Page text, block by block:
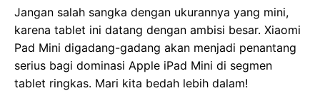
Jangan salah sangka dengan ukurannya yang mini,
karena tablet ini datang dengan ambisi besar. Xiaomi
Pad Mini digadang-gadang akan menjadi penantang
serius bagi dominasi Apple iPad Mini di segmen
tablet ringkas. Mari kita bedah lebih dalam!